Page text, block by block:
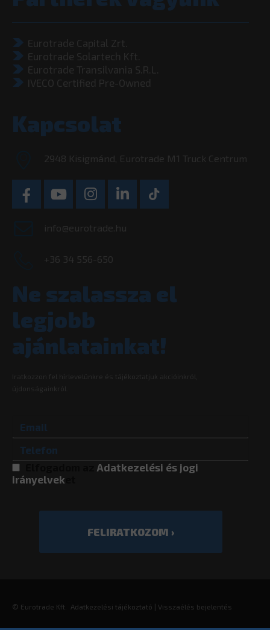
Eurotrade Capital Zrt.
Eurotrade Solartech Kft.
Eurotrade Transilvania S.R.L.
IVECO Certified Pre-Owned
Kapcsolat
2948 Kisigmánd, Eurotrade M1 Truck Centrum
info@eurotrade.hu
+36 34 556-650
Ne szalassza el
legjobb
ajánlatainkat!
Iratkozzon fel hírlevelünkre és tájékoztatjuk akcióinkról,
újdonságainkról.
Adatkezelési és jogi
irányelvek
© Eurotrade Kft. Adatkezelési tájékoztató Visszaélés bejelentés